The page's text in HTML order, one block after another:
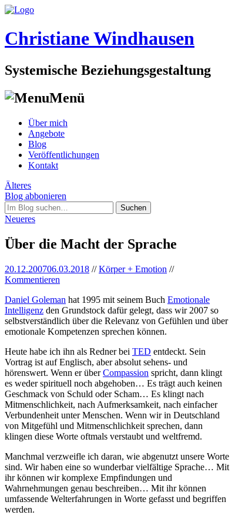
Christiane Windhausen
Systemische Beziehungsgestaltung
Menü
Skip
content
Über mich
Angebote
Blog
Veröffentlichungen
Kontakt
Post
navigation
Älteres
Blog abbonieren
Suchen
nach:
Neueres
Über die Macht der Sprache
20.12.200706.03.2018 //Körper + Emotion //
Kommentieren
Daniel Goleman hat 1995 mit seinem Buch Emotionale
Intelligenz den Grundstock dafür gelegt, dass wir 2007 so
selbstverständlich über die Relevanz von Gefühlen und über
emotionale Kompetenzen sprechen können.
Heute habe ich ihn als Redner bei TED entdeckt. Sein
Vortrag ist auf Englisch, aber absolut sehens- und
hörenswert. Wenn er überCompassion spricht, dann klingt
es weder spirituell noch abgehoben… Es trägt auch keinen
Geschmack von Schuld oder Scham… Es klingt nach
Mitmenschlichkeit, nach Aufmerksamkeit, nach einfacher
Verbundenheit unter Menschen. Wenn wir in Deutschland
von Mitgefühl und Mitmenschlichkeit sprechen, dann
klingen diese Worte oftmals verstaubt und weltfremd.
Manchmal verzweifle ich daran, wie abgenutzt unsere Worte
sind. Wir haben eine so wunderbar vielfältige Sprache… Mit
ihr können wir komplexe Empfindungen und
Wahrnehmungen genau beschreiben… Mit ihr können
umfassende Welterfahrungen in Worte gefasst und begriffen
werden.